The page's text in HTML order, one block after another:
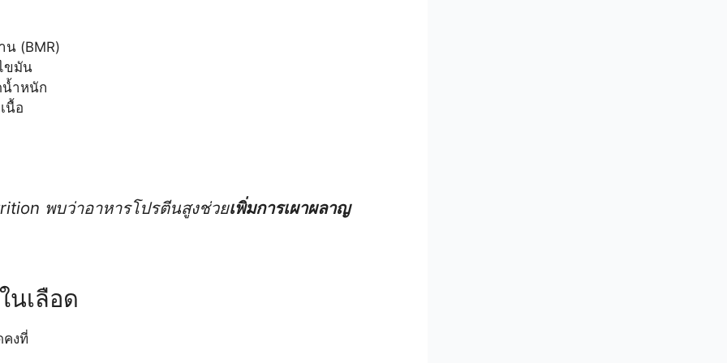
น (BMR)
ขมัน
น้ำหนัก
นื้อ
พบว่าอาหารโปรตีนสูงช่วยเพิ่มการเผาผลาญ
นเลือด
งที่